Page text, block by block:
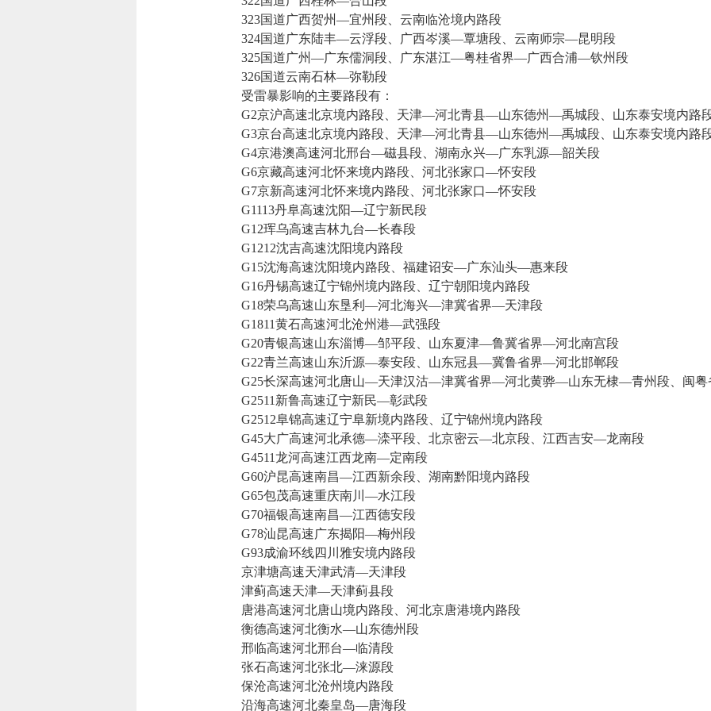
323国道广西贺州—宜州段、云南临沧境内路段
324国道广东陆丰—云浮段、广西岑溪—覃塘段、云南师宗—昆明段
325国道广州—广东儒洞段、广东湛江—粤桂省界—广西合浦—钦州段
326国道云南石林—弥勒段
受雷暴影响的主要路段有：
G2京沪高速北京境内路段、天津—河北青县—山东德州—禹城段、山东泰安境内路
G3京台高速北京境内路段、天津—河北青县—山东德州—禹城段、山东泰安境内路
G4京港澳高速河北邢台—磁县段、湖南永兴—广东乳源—韶关段
G6京藏高速河北怀来境内路段、河北张家口—怀安段
G7京新高速河北怀来境内路段、河北张家口—怀安段
G1113丹阜高速沈阳—辽宁新民段
G12珲乌高速吉林九台—长春段
G1212沈吉高速沈阳境内路段
G15沈海高速沈阳境内路段、福建诏安—广东汕头—惠来段
G16丹锡高速辽宁锦州境内路段、辽宁朝阳境内路段
G18荣乌高速山东垦利—河北海兴—津冀省界—天津段
G1811黄石高速河北沧州港—武强段
G20青银高速山东淄博—邹平段、山东夏津—鲁冀省界—河北南宫段
G22青兰高速山东沂源—泰安段、山东冠县—冀鲁省界—河北邯郸段
G25长深高速河北唐山—天津汉沽—津冀省界—河北黄骅—山东无棣—青州段、闽
G2511新鲁高速辽宁新民—彰武段
G2512阜锦高速辽宁阜新境内路段、辽宁锦州境内路段
G45大广高速河北承德—滦平段、北京密云—北京段、江西吉安—龙南段
G4511龙河高速江西龙南—定南段
G60沪昆高速南昌—江西新余段、湖南黔阳境内路段
G65包茂高速重庆南川—水江段
G70福银高速南昌—江西德安段
G78汕昆高速广东揭阳—梅州段
G93成渝环线四川雅安境内路段
京津塘高速天津武清—天津段
津蓟高速天津—天津蓟县段
唐港高速河北唐山境内路段、河北京唐港境内路段
衡德高速河北衡水—山东德州段
邢临高速河北邢台—临清段
张石高速河北张北—涞源段
保沧高速河北沧州境内路段
沿海高速河北秦皇岛—唐海段